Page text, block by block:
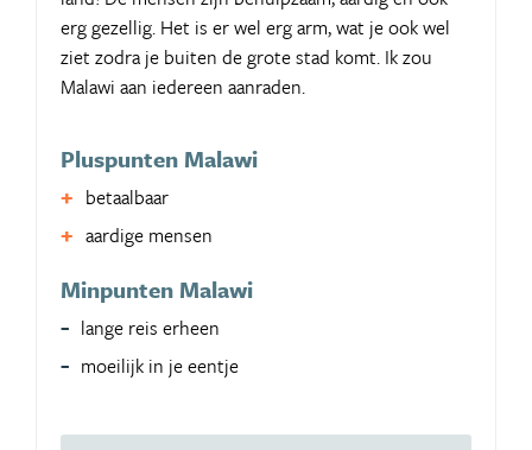
erg gezellig. Het is er wel erg arm, wat je ook wel
ziet zodra je buiten de grote stad komt. Ik zou
Malawi aan iedereen aanraden.
Pluspunten Malawi
betaalbaar
aardige mensen
Minpunten Malawi
lange reis erheen
moeilijk in je eentje